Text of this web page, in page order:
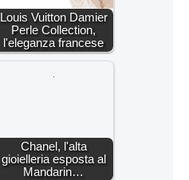
Louis Vuitton Damier
Perle Collection,
l'eleganza francese
Chanel, l'alta
gioielleria esposta al
Mandarin…